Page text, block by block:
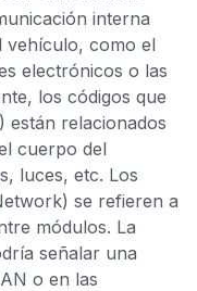
interna
vehículo, como el
electrónicos o las
los códigos que
relacionados
cuerpo del
luces, etc. Los
se refieren a
módulos. La
señalar una
o en las